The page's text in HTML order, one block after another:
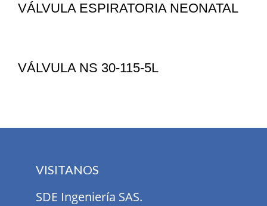
VÁLVULA ESPIRATORIA NEONATAL
VÁLVULA NS 30-115-5L
VISITANOS
SDE Ingeniería SAS.